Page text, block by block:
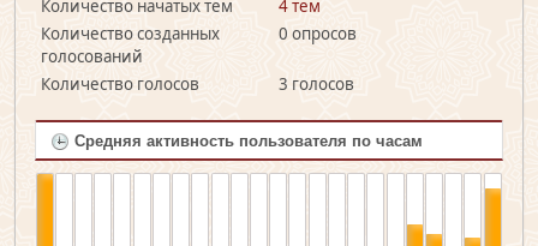
Количество начатых тем
4 тем
Количество созданных
голосований
0 опросов
Количество голосов 3 голосов
Средняя активность пользователя по часам